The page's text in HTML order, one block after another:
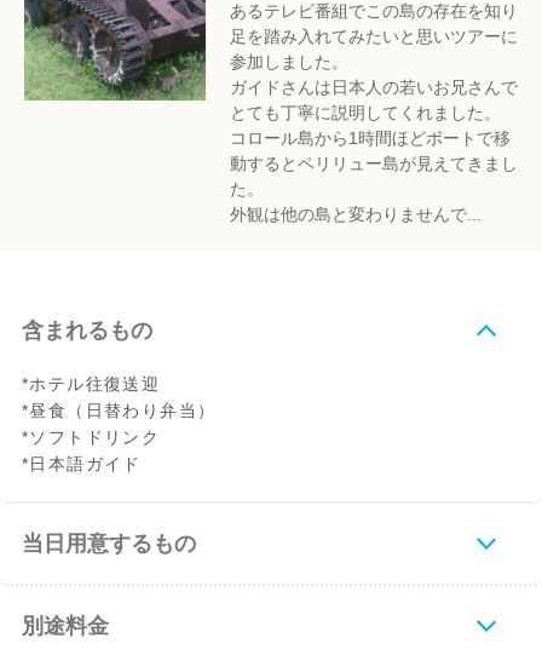
あるテレビ番組でこの島の存在を知り
足を踏み入れてみたいと思いツアーに
参加しました。
ガイドさんは日本人の若いお兄さんで
とても丁寧に説明してくれました。
コロール島から1時間ほどボートで移
動するとペリリュー島が見えてきまし
た。
外観は他の島と変わりませんで...
含まれるもの
*ホテル往復送迎
*昼食（日替わり弁当）
*ソフトドリンク
*日本語ガイド
当日用意するもの
別途料金